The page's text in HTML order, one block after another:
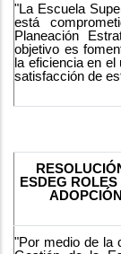
"La Escuela
está
Planeación
objetivo es
la eficiencia en
satisfacción de
ESDEG
"Por medio de la